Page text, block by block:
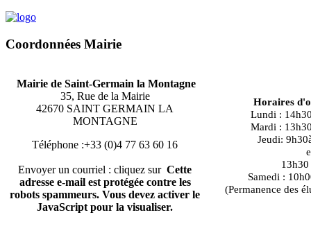
Coordonnées Mairie
Mairie de Saint-Germain la Montagne
35, Rue de la Mairie
42670 SAINT GERMAIN LA
MONTAGNE
Téléphone :+33 (0)4 77 63 60 16
Envoyer un courriel : cliquez sur Cette
adresse e-mail est protégée contre les
robots spammeurs. Vous devez activer le
JavaScript pour la visualiser.
Horaires
Lundi :
Mardi :
Jeudi:
13h30 à
Samedi :
(Permanence des